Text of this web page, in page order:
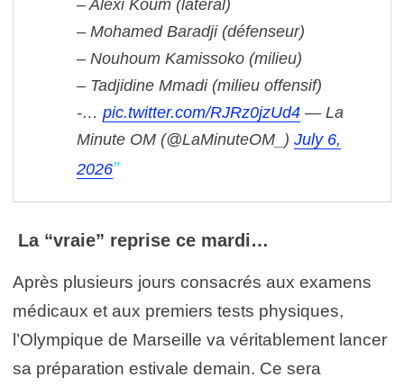
– Alexi Koum (latéral)
– Mohamed Baradji (défenseur)
– Nouhoum Kamissoko (milieu)
– Tadjidine Mmadi (milieu offensif)
-… pic.twitter.com/RJRz0jzUd4 — La
Minute OM (@LaMinuteOM_) July 6,
2026
La “vraie” reprise ce mardi…
Après plusieurs jours consacrés aux examens
médicaux et aux premiers tests physiques,
l’Olympique de Marseille va véritablement lancer
sa préparation estivale demain. Ce sera